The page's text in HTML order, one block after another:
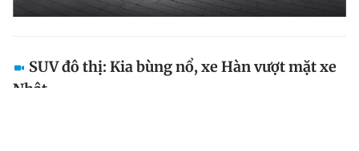
SUV đô thị: Kia bùng nổ, xe Hàn vượt mặt xe
Nhật